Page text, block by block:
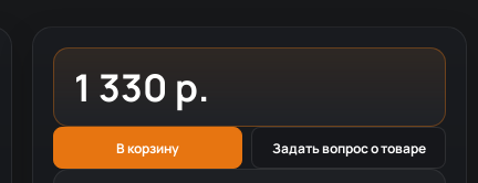
1 330 р.
В корзину Задать вопрос о товаре